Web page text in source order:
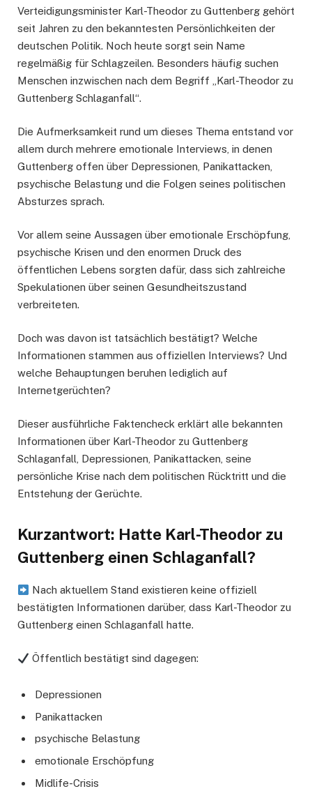
Verteidigungsminister Karl-Theodor zu Guttenberg gehört
seit Jahren zu den bekanntesten Persönlichkeiten der
deutschen Politik. Noch heute sorgt sein Name
regelmäßig für Schlagzeilen. Besonders häufig suchen
Menschen inzwischen nach dem Begriff „Karl-Theodor zu
Guttenberg Schlaganfall“.
Die Aufmerksamkeit rund um dieses Thema entstand vor
allem durch mehrere emotionale Interviews, in denen
Guttenberg offen über Depressionen, Panikattacken,
psychische Belastung und die Folgen seines politischen
Absturzes sprach.
Vor allem seine Aussagen über emotionale Erschöpfung,
psychische Krisen und den enormen Druck des
öffentlichen Lebens sorgten dafür, dass sich zahlreiche
Spekulationen über seinen Gesundheitszustand
verbreiteten.
Doch was davon ist tatsächlich bestätigt? Welche
Informationen stammen aus offiziellen Interviews? Und
welche Behauptungen beruhen lediglich auf
Internetgerüchten?
Dieser ausführliche Faktencheck erklärt alle bekannten
Informationen über Karl-Theodor zu Guttenberg
Schlaganfall, Depressionen, Panikattacken, seine
persönliche Krise nach dem politischen Rücktritt und die
Entstehung der Gerüchte.
Kurzantwort: Hatte Karl-Theodor zu
Guttenberg einen Schlaganfall?
Nach aktuellem Stand existieren keine offiziell
bestätigten Informationen darüber, dass Karl-Theodor zu
Guttenberg einen Schlaganfall hatte.
Öffentlich bestätigt sind dagegen:
Depressionen
Panikattacken
psychische Belastung
emotionale Erschöpfung
Midlife-Crisis